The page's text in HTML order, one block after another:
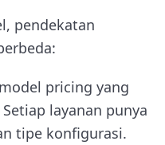
pendekatan
pricing yang
layanan punya
tipe konfigurasi.